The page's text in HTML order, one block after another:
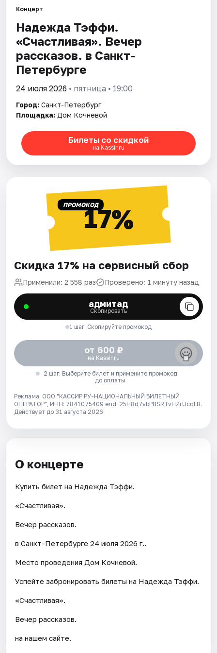
Города
Площадки
Артисты
Рейтинги
Концерт
Надежда Тэффи.
«Счастливая». Вечер
рассказов. в Санкт-
Петербурге
24 июля 2026 • пятница • 19:00
Город: Санкт-Петербург
Площадка: Дом Кочневой
Билеты со скидкой
на Kassir.ru
ПРОМОКОД17%
Скидка 17% на сервисный сбор
Применили: 2 558 раз Проверено: 1 минуту назад
адмитад
Скопировать
1 шаг. Скопируйте промокод
от 600 ₽
на Kassir.ru
2 шаг. Выберите билет и примените промокод
до оплаты
Реклама. ООО "КАССИР.РУ-НАЦИОНАЛЬНЫЙ БИЛЕТНЫЙ
ОПЕРАТОР", ИНН: 7841075409 erid: 25H8d7vbP8SRTvHZrUcdLB.
Действует до 31 августа 2026
О концерте
Купить билет на Надежда Тэффи.
«Счастливая».
Вечер рассказов.
в Санкт-Петербурге 24 июля 2026 г..
Место проведения Дом Кочневой.
Успейте забронировать билеты на Надежда Тэффи.
«Счастливая».
Вечер рассказов.
на нашем сайте.